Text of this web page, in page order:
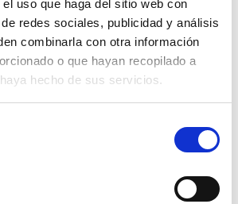
uso que haga del sitio web con
redes sociales, publicidad y análisis
combinarla con otra información
o que hayan recopilado a
hecho de sus servicios.
prevenirse, pero puede
evitar, los avances médicos
buena calidad de vida gracias a:
personalizada.